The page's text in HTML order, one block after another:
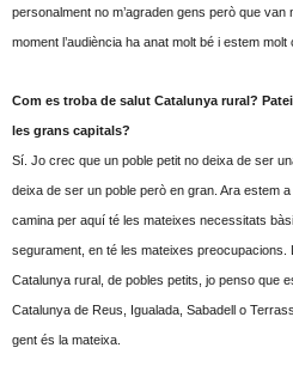
personalment no m’agraden gens però que van
moment l’audiència ha anat molt bé i estem molt
Com es troba de salut Catalunya rural?
les grans capitals?
Sí. Jo crec que un poble petit no deixa de ser
deixa de ser un poble però en gran. Ara estem
camina per aquí té les mateixes necessitats
segurament, en té les mateixes preocupacions.
Catalunya rural, de pobles petits, jo penso que
Catalunya de Reus, Igualada, Sabadell o
gent és la mateixa.